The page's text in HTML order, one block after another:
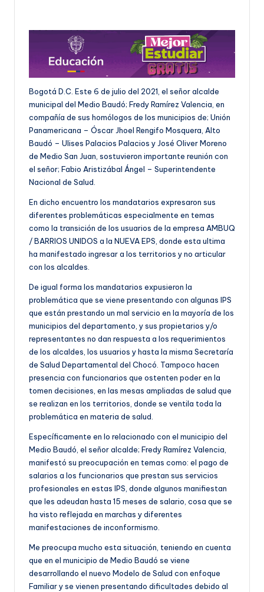
Bogotá D.C. Este 6 de julio del 2021, el señor alcalde
municipal del Medio Baudó; Fredy Ramírez Valencia, en
compañía de sus homólogos de los municipios de; Unión
Panamericana – Óscar Jhoel Rengifo Mosquera, Alto
Baudó – Ulises Palacios Palacios y José Oliver Moreno
de Medio San Juan, sostuvieron importante reunión con
el señor; Fabio Aristizábal Ángel – Superintendente
Nacional de Salud.
En dicho encuentro los mandatarios expresaron sus
diferentes problemáticas especialmente en temas
como la transición de los usuarios de la empresa AMBUQ
/ BARRIOS UNIDOS a la NUEVA EPS, donde esta ultima
ha manifestado ingresar a los territorios y no articular
con los alcaldes.
De igual forma los mandatarios expusieron la
problemática que se viene presentando con algunas IPS
que están prestando un mal servicio en la mayoría de los
municipios del departamento, y sus propietarios y/o
representantes no dan respuesta a los requerimientos
de los alcaldes, los usuarios y hasta la misma Secretaría
de Salud Departamental del Chocó. Tampoco hacen
presencia con funcionarios que ostenten poder en la
tomen decisiones, en las mesas ampliadas de salud que
se realizan en los territorios, donde se ventila toda la
problemática en materia de salud.
Específicamente en lo relacionado con el municipio del
Medio Baudó, el señor alcalde; Fredy Ramírez Valencia,
manifestó su preocupación en temas como: el pago de
salarios a los funcionarios que prestan sus servicios
profesionales en estas IPS, donde algunos manifiestan
que les adeudan hasta 15 meses de salario, cosa que se
ha visto reflejada en marchas y diferentes
manifestaciones de inconformismo.
Me preocupa mucho esta situación, teniendo en cuenta
que en el municipio de Medio Baudó se viene
desarrollando el nuevo Modelo de Salud con enfoque
Familiar y se vienen presentando dificultades debido al